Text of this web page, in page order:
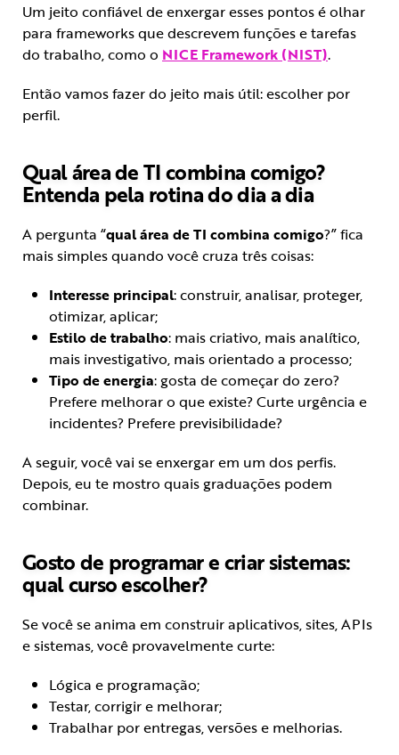
Um jeito confiável de enxergar esses pontos é olhar
para frameworks que descrevem funções e tarefas
do trabalho, como o NICE Framework (NIST).
Então vamos fazer do jeito mais útil: escolher por
perfil.
Qual área de TI combina comigo?
Entenda pela rotina do dia a dia
A pergunta “qual área de TI combina comigo?” fica
mais simples quando você cruza três coisas:
Interesse principal: construir, analisar, proteger,
otimizar, aplicar;
Estilo de trabalho: mais criativo, mais analítico,
mais investigativo, mais orientado a processo;
Tipo de energia: gosta de começar do zero?
Prefere melhorar o que existe? Curte urgência e
incidentes? Prefere previsibilidade?
A seguir, você vai se enxergar em um dos perfis.
Depois, eu te mostro quais graduações podem
combinar.
Gosto de programar e criar sistemas:
qual curso escolher?
Se você se anima em construir aplicativos, sites, APIs
e sistemas, você provavelmente curte:
Lógica e programação;
Testar, corrigir e melhorar;
Trabalhar por entregas, versões e melhorias.